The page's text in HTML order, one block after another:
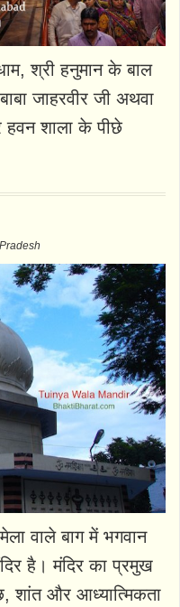
श्री हनुमान के बाल
जाहरवीर जी अथवा
हवन शाला के पीछे
वाले बाग में भगवान
है। मंदिर का प्रमुख
शांत और आध्यात्मिकता